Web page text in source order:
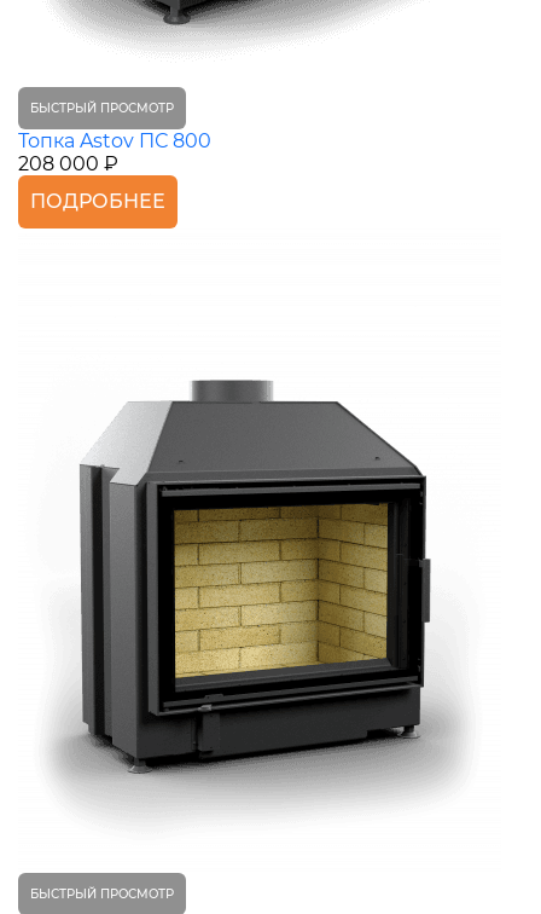
БЫСТРЫЙ ПРОСМОТР
Топка Astov ПС 800
208 000 ₽
ПОДРОБНЕЕ
БЫСТРЫЙ ПРОСМОТР